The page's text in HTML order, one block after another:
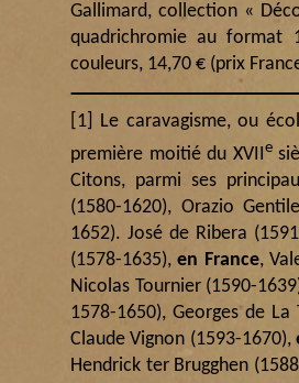
Gallimard, collection «
quadrichromie au format
couleurs, 14,70 € (prix
[1]
Le caravagisme, ou
première moitié du XVII e
Citons, parmi ses
(1580-1620), Orazio
1652). José de Ribera
(1578-1635),en France,
Nicolas Tournier (1590-
1578-1650), Georges de
Claude Vignon (1593-1670),
Hendrick ter Brugghen